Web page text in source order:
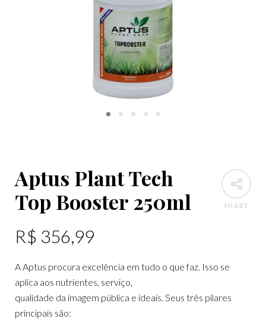
SHARE
Aptus Plant Tech
Top Booster 250ml
R$ 356,99
A Aptus procura excelência em tudo o que faz. Isso se
aplica aos nutrientes, serviço,
qualidade da imagem pública e ideais. Seus três pilares
principais são: